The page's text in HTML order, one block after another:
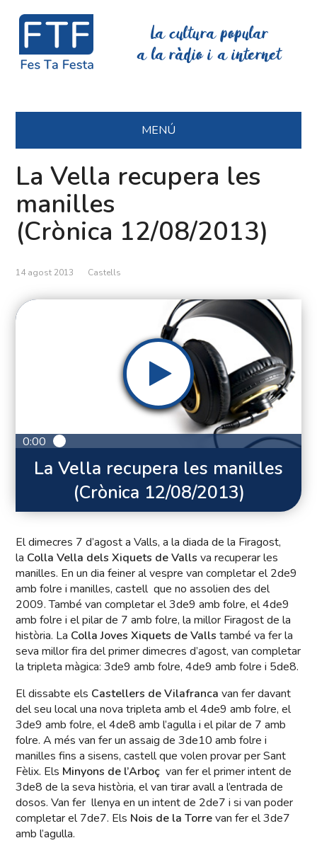
La cultura popular
a la ràdio i a internet
MENÚ
La Vella recupera les
manilles
(Crònica 12/08/2013)
14 agost 2013 Castells
0:00
La Vella recupera les manilles
(Crònica 12/08/2013)
El dimecres 7 d’agost a Valls, a la diada de la Firagost,
la Colla Vella dels Xiquets de Valls va recuperar les
manilles. En un dia feiner al vespre van completar el 2de9
amb folre i manilles, castell que no assolien des del
2009. També van completar el 3de9 amb folre, el 4de9
amb folre i el pilar de 7 amb folre, la millor Firagost de la
història. La Colla Joves Xiquets de Valls també va fer la
seva millor fira del primer dimecres d’agost, van completar
la tripleta màgica: 3de9 amb folre, 4de9 amb folre i 5de8.
El dissabte els Castellers de Vilafranca van fer davant
del seu local una nova tripleta amb el 4de9 amb folre, el
3de9 amb folre, el 4de8 amb l’agulla i el pilar de 7 amb
folre. A més van fer un assaig de 3de10 amb folre i
manilles fins a sisens, castell que volen provar per Sant
Fèlix. Els Minyons de l’Arboç van fer el primer intent de
3de8 de la seva història, el van tirar avall a l’entrada de
dosos. Van fer llenya en un intent de 2de7 i si van poder
completar el 7de7. Els Nois de la Torrevan fer el 3de7
amb l’agulla.